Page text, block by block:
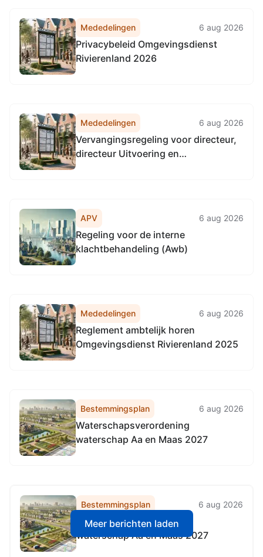
Mededelingen 6 aug 2026
Privacybeleid Omgevingsdienst
Rivierenland 2026
Mededelingen 6 aug 2026
Vervangingsregeling voor directeur,
directeur Uitvoering en
APV 6 aug 2026
Regeling voor de interne
klachtbehandeling (Awb)
Mededelingen 6 aug 2026
Reglement ambtelijk horen
Omgevingsdienst Rivierenland 2025
Bestemmingsplan 6 aug 2026
Waterschapsverordening
waterschap Aa en Maas 2027
Bestemmingsplan 6 aug 2026
Waterschapsverordening
waterschap Aa en Maas 2027
Meer berichten laden